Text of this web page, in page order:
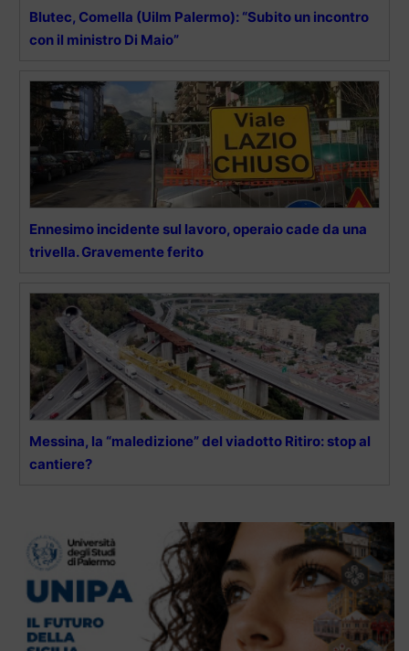
Blutec, Comella (Uilm Palermo): “Subito un incontro
con il ministro Di Maio”
Ennesimo incidente sul lavoro, operaio cade da una
trivella. Gravemente ferito
Messina, la “maledizione” del viadotto Ritiro: stop al
cantiere?